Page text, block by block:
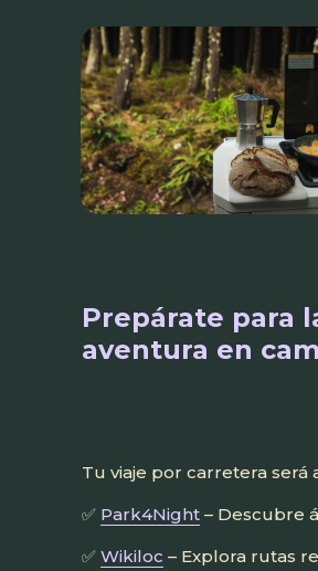
Prepárate para
aventura en
Tu viaje por carretera será
✅ Park4Night – Descubre
✅ Wikiloc – Explora rutas